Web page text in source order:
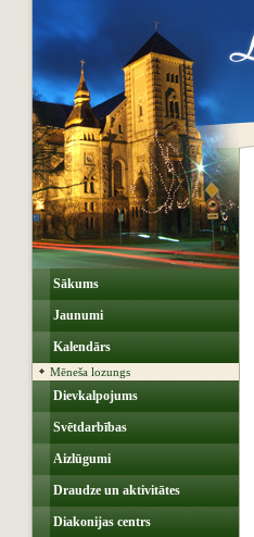
Sākums
Jaunumi
Kalendārs
Mēneša lozungs
Dievkalpojums
Svētdarbības
Aizlūgumi
Draudze un aktivitātes
Diakonijas centrs